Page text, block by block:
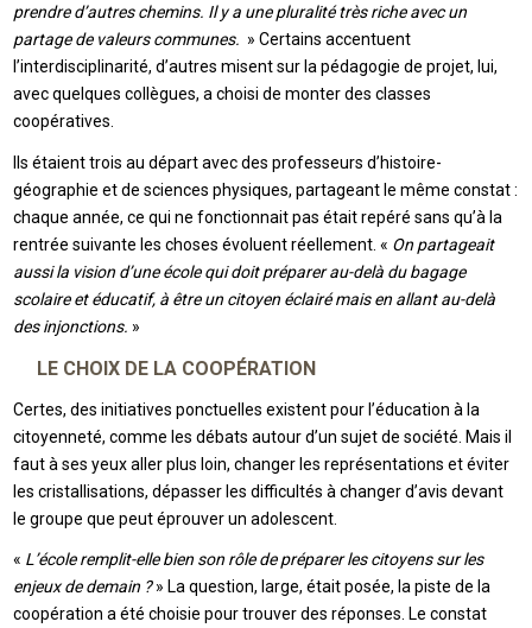
prendre d’autres chemins. Il y a une pluralité très riche avec un
partage de valeurs communes. » Certains accentuent
l’interdisciplinarité, d’autres misent sur la pédagogie de projet, lui,
avec quelques collègues, a choisi de monter des classes
coopératives.
Ils étaient trois au départ avec des professeurs d’histoire-
géographie et de sciences physiques, partageant le même constat :
chaque année, ce qui ne fonctionnait pas était repéré sans qu’à la
rentrée suivante les choses évoluent réellement. « On partageait
aussi la vision d’une école qui doit préparer au-delà du bagage
scolaire et éducatif, à être un citoyen éclairé mais en allant au-delà
des injonctions. »
LE CHOIX DE LA COOPÉRATION
Certes, des initiatives ponctuelles existent pour l’éducation à la
citoyenneté, comme les débats autour d’un sujet de société. Mais il
faut à ses yeux aller plus loin, changer les représentations et éviter
les cristallisations, dépasser les difficultés à changer d’avis devant
le groupe que peut éprouver un adolescent.
« L’école remplit-elle bien son rôle de préparer les citoyens sur les
enjeux de demain ?» La question, large, était posée, la piste de la
coopération a été choisie pour trouver des réponses. Le constat